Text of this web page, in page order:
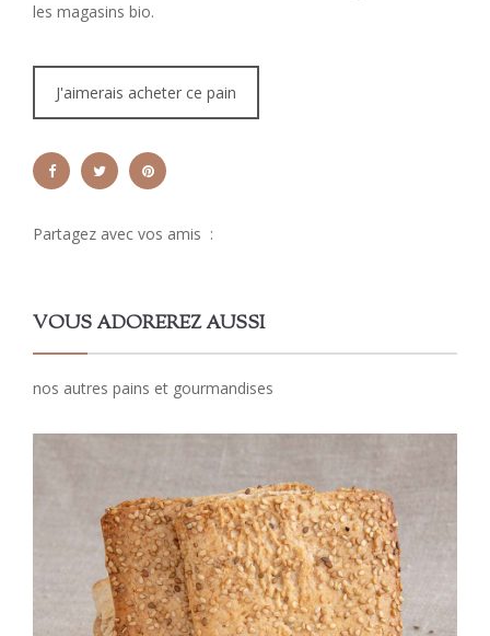
les magasins bio.
J'aimerais acheter ce pain
Partagez avec vos amis :
VOUS ADOREREZ AUSSI
nos autres pains et gourmandises